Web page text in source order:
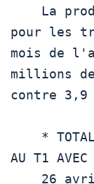
pour les
mois de
millions
contre
AU T1 AVEC
26